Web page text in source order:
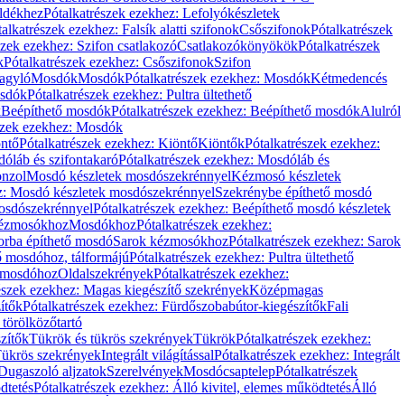
Pótalkatrészek ezekhez: Lefolyókészletek
ezekhez: Falsík alatti szifonokCsőszifonokPótalkatrészek
ezekhez: Szifon csatlakozóCsatlakozókönyökökPótalkatrészek
Pótalkatrészek ezekhez: CsőszifonokSzifon
MosdókMosdókPótalkatrészek ezekhez: MosdókKétmedencés
Pótalkatrészek ezekhez: Pultra ültethető
Beépíthető mosdókPótalkatrészek ezekhez: Beépíthető mosdókAlulról
ezekhez: Mosdók
Pótalkatrészek ezekhez: KiöntőKiöntőkPótalkatrészek ezekhez:
és szifontakaróPótalkatrészek ezekhez: Mosdóláb és
Mosdó készletek mosdószekrénnyelKézmosó készletek
Mosdó készletek mosdószekrénnyelSzekrénybe építhető mosdó
Pótalkatrészek ezekhez: Beépíthető mosdó készletek
MosdókhozPótalkatrészek ezekhez:
építhető mosdóSarok kézmosókhozPótalkatrészek ezekhez: Sarok
mosdóhoz, tálformájúPótalkatrészek ezekhez: Pultra ültethető
OldalszekrényekPótalkatrészek ezekhez:
ezekhez: Magas kiegészítő szekrényekKözépmagas
Pótalkatrészek ezekhez: Fürdőszobabútor-kiegészítőkFali
Tükrök és tükrös szekrényekTükrökPótalkatrészek ezekhez:
szekrényekIntegrált világítássalPótalkatrészek ezekhez: Integrált
aljzatokSzerelvényekMosdócsaptelepPótalkatrészek
Pótalkatrészek ezekhez: Álló kivitel, elemes működtetésÁlló